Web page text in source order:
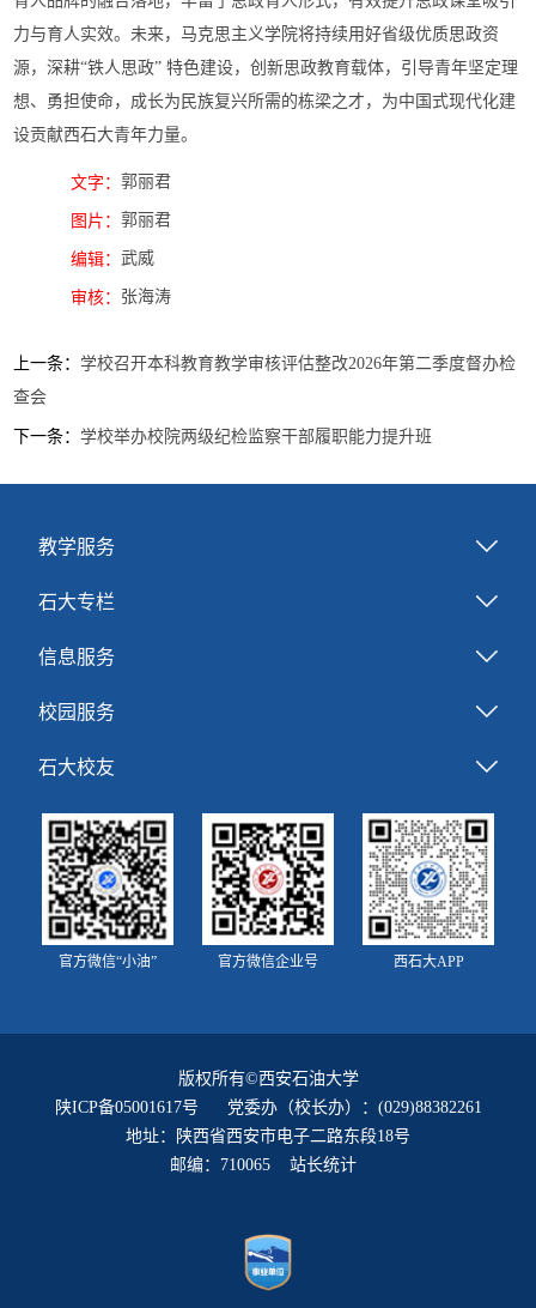
力与育人实效。未来，马克思主义学院将持续用好省级优质思政资
源，深耕“铁人思政” 特色建设，创新思政教育载体，引导青年坚定理
想、勇担使命，成长为民族复兴所需的栋梁之才，为中国式现代化建
设贡献西石大青年力量。
文字：郭丽君
图片：郭丽君
编辑：武威
审核： 张海涛
上一条：学校召开本科教育教学审核评估整改2026年第二季度督办检
查会
下一条：学校举办校院两级纪检监察干部履职能力提升班
教学服务
石大专栏
信息服务
校园服务
石大校友
官方微信“小油” 官方微信企业号 西石大APP
版权所有©西安石油大学
陕ICP备05001617号 党委办（校长办）：(029)88382261
地址：陕西省西安市电子二路东段18号
邮编：710065 站长统计